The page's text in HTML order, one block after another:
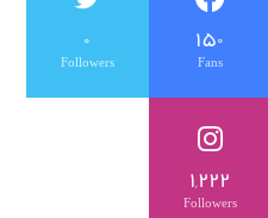
۱۵۰
Fans
۰
Followers
۱,۲۲۲
Followers